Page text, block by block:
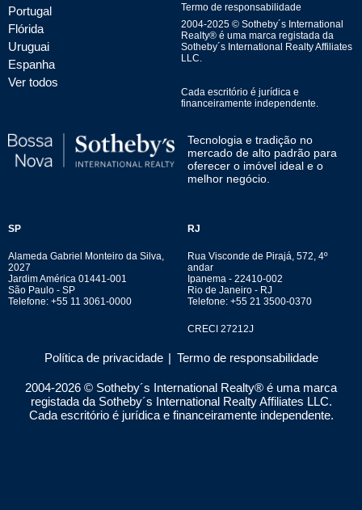
Portugal
Flórida
Uruguai
Espanha
Ver todos
Termo de responsabilidade
2004-2025 © Sotheby´s International
Realty® é uma marca registada da
Sotheby´s International Realty Affiliates
LLC.
Cada escritório é jurídica e
financeiramente independente.
Tecnologia e tradição no
mercado de alto padrão para
oferecer o imóvel ideal e o
melhor negócio.
SP
Alameda Gabriel Monteiro da Silva,
2027
Jardim América 01441-001
São Paulo - SP
Telefone: +55 11 3061-0000
RJ
Rua Visconde de Pirajá, 572, 4º
andar
Ipanema - 22410-002
Rio de Janeiro - RJ
Telefone: +55 21 3500-0370
CRECI 27212J
Política de privacidade | Termo de responsabilidade
2004-2026 © Sotheby´s International Realty® é uma marca
registada da Sotheby´s International Realty Affiliates LLC.
Cada escritório é jurídica e financeiramente independente.